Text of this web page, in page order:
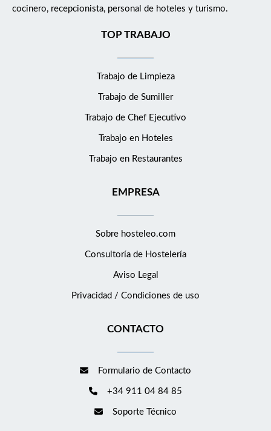
cocinero, recepcionista, personal de hoteles y turismo.
TOP TRABAJO
Trabajo de Limpieza
Trabajo de Sumiller
Trabajo de Chef Ejecutivo
Trabajo en Hoteles
Trabajo en Restaurantes
EMPRESA
Sobre hosteleo.com
Consultoría de Hostelería
Aviso Legal
Privacidad / Condiciones de uso
CONTACTO
Formulario de Contacto
+34 911 04 84 85
Soporte Técnico